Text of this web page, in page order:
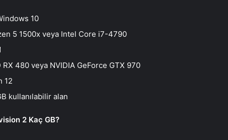
10
5 1500x veya Intel Core i7-4790
RX 480 veya NVIDIA GeForce GTX 970
12
kullanılabilir alan
2 Kaç GB?